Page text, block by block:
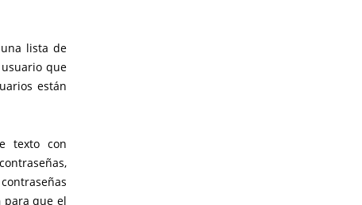
lista de
que
están
texto con
para que el